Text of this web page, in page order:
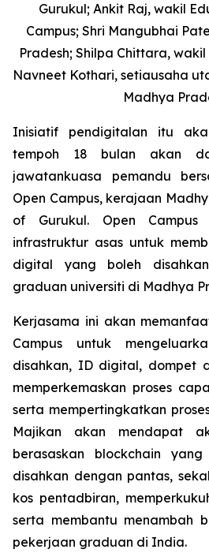
Gurukul; Ankit Raj, wakil
Campus; Shri Mangubhai
Pradesh; Shilpa Chittara, wakil
Navneet Kothari, setiausaha
Madhya
Inisiatif pendigitalan itu
tempoh 18 bulan akan
jawatankuasa pemandu
Open Campus, kerajaan
of Gurukul. Open Campus
infrastruktur asas untuk
digital yang boleh
graduan universiti di Madhya
Kerjasama ini akan
Campus untuk
disahkan, ID digital, dompet
memperkemaskan proses
serta mempertingkatkan
Majikan akan mendapat
berasaskan blockchain
disahkan dengan pantas,
kos pentadbiran,
serta membantu menambah
pekerjaan graduan di India.